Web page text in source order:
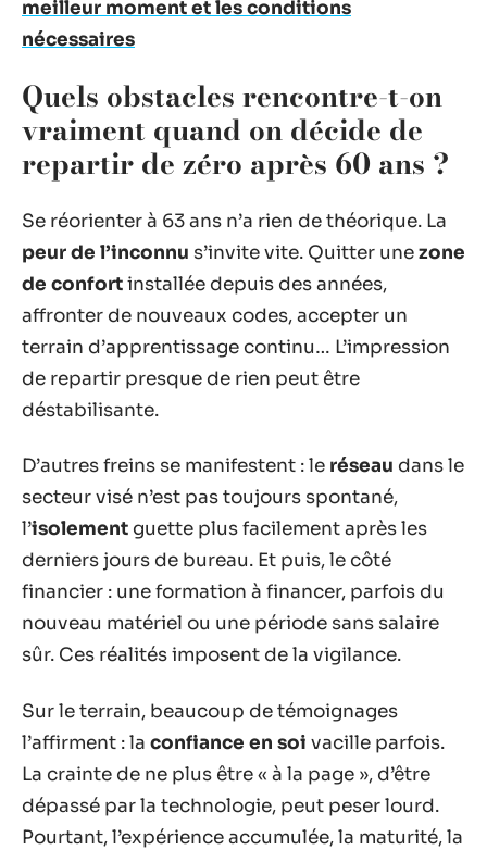
meilleur moment et les conditions
nécessaires
Quels obstacles rencontre-t-on
vraiment quand on décide de
repartir de zéro après 60 ans ?
Se réorienter à 63 ans n’a rien de théorique. La
peur de l’inconnu s’invite vite. Quitter unezone
de confortinstallée depuis des années,
affronter de nouveaux codes, accepter un
terrain d’apprentissage continu… L’impression
de repartir presque de rien peut être
déstabilisante.
D’autres freins se manifestent : le réseau dans le
secteur visé n’est pas toujours spontané,
l’isolement guette plus facilement après les
derniers jours de bureau. Et puis, le côté
financier : une formation à financer, parfois du
nouveau matériel ou une période sans salaire
sûr. Ces réalités imposent de la vigilance.
Sur le terrain, beaucoup de témoignages
l’affirment : la confiance en soi vacille parfois.
La crainte de ne plus être « à la page », d’être
dépassé par la technologie, peut peser lourd.
Pourtant, l’expérience accumulée, la maturité, la